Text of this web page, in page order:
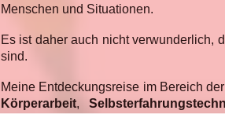
Menschen und Situationen.
Es ist daher auch nicht verwunderlich,
sind.
Meine Entdeckungsreise im Bereich der
Körperarbeit,